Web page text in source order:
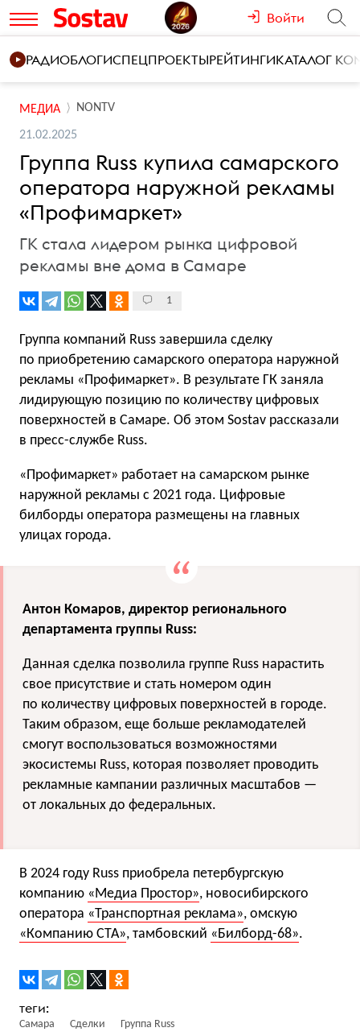
Войти
РАДИОБЛОГИСПЕЦПРОЕКТЫРЕЙТИНГИКАТАЛОГ
МЕДИА NONTV
21.02.2025
Группа Russ купила самарского
оператора наружной рекламы
«Профимаркет»
ГК стала лидером рынка цифровой
рекламы вне дома в Самаре
1
Группа компаний Russ завершила сделку
по приобретению самарского оператора наружной
рекламы «Профимаркет». В результате ГК заняла
лидирующую позицию по количеству цифровых
поверхностей в Самаре. Об этом Sostav рассказали
в пресс-службе Russ.
«Профимаркет» работает на самарском рынке
наружной рекламы с 2021 года. Цифровые
билборды оператора размещены на главных
улицах города.
Антон Комаров, директор регионального
департамента группы Russ:
Данная сделка позволила группе Russ нарастить
свое присутствие и стать номером один
по количеству цифровых поверхностей в городе.
Таким образом, еще больше рекламодателей
смогут воспользоваться возможностями
экосистемы Russ, которая позволяет проводить
рекламные кампании различных масштабов —
от локальных до федеральных.
В 2024 году Russ приобрела петербургскую
компанию «Медиа Простор», новосибирского
оператора «Транспортная реклама», омскую
«Компанию СТА», тамбовский «Билборд-68».
Самара Сделки Группа Russ